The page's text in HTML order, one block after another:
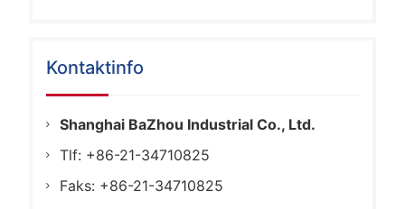
Kontaktinfo
Shanghai BaZhou Industrial Co., Ltd.
Tlf: +86-21-34710825
Faks: +86-21-34710825